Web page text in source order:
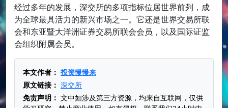
经过多年的发展，深交所的多项指标位居世界前列，成
为全球最具活力的新兴市场之一。它还是世界交易所联
会和东亚暨大洋洲证券交易所联会会员，以及国际证监
会组织附属会员。
本文作者： 投资慢慢来
原文链接： 深交所
免责声明： 文中如涉及第三方资源，均来自互联网，仅供